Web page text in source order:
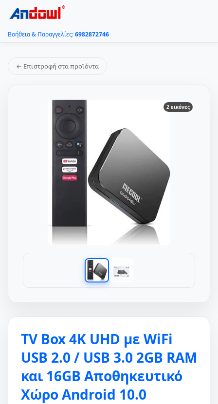
Βοήθεια & Παραγγελίες:6982872746
← Επιστροφή στα προϊόντα
2 εικόνες
TV Box 4K UHD με WiFi
USB 2.0 / USB 3.0 2GB RAM
και 16GB Αποθηκευτικό
Χώρο Android 10.0